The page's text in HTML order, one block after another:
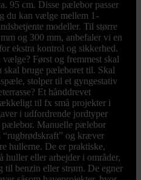
95 cm. Disse pælebor passer
du kan vælge mellem 1-
modeller. Til større
og 300 mm, anbefaler vi en
ekstra kontrol og sikkerhed.
Først og fremmest skal
skal bruge pæleboret til. Skal
stolper til et gyngestativ
Et hånddrevet
til fx små projekter i
i udfordrende jordtyper
Manuelle pælebor
og kræver
hullerne. De er praktiske,
huller eller arbejder i områder,
til benzin eller strøm. De egner